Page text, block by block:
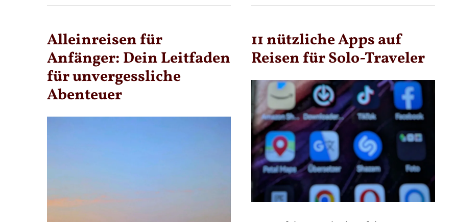
TIPPS
WIRKLICH
FUNKTIONIEREN
Alleinreisen für
Anfänger: Dein Leitfaden
für unvergessliche
Abenteuer
11 nützliche Apps auf
Reisen für Solo-Traveler